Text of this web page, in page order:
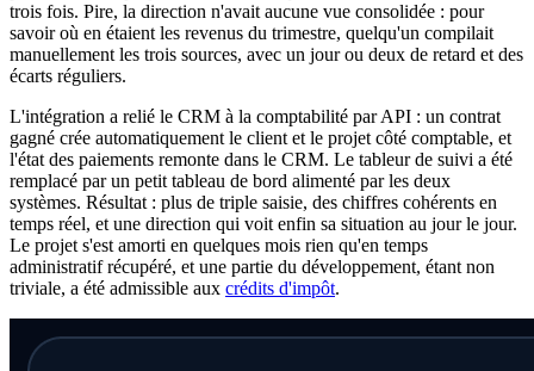
trois fois. Pire, la direction n'avait aucune vue consolidée : pour
savoir où en étaient les revenus du trimestre, quelqu'un compilait
manuellement les trois sources, avec un jour ou deux de retard et des
écarts réguliers.
L'intégration a relié le CRM à la comptabilité par API : un contrat
gagné crée automatiquement le client et le projet côté comptable, et
l'état des paiements remonte dans le CRM. Le tableur de suivi a été
remplacé par un petit tableau de bord alimenté par les deux
systèmes. Résultat : plus de triple saisie, des chiffres cohérents en
temps réel, et une direction qui voit enfin sa situation au jour le jour.
Le projet s'est amorti en quelques mois rien qu'en temps
administratif récupéré, et une partie du développement, étant non
triviale, a été admissible aux crédits d'impôt.